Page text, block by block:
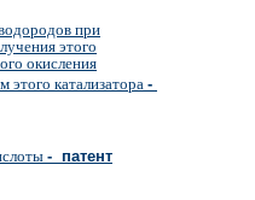
при
этого
окисления
этого катализатора -
- патент